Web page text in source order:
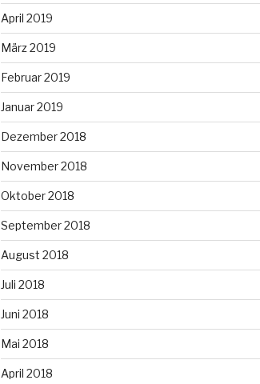
April 2019
März 2019
Februar 2019
Januar 2019
Dezember 2018
November 2018
Oktober 2018
September 2018
August 2018
Juli 2018
Juni 2018
Mai 2018
April 2018